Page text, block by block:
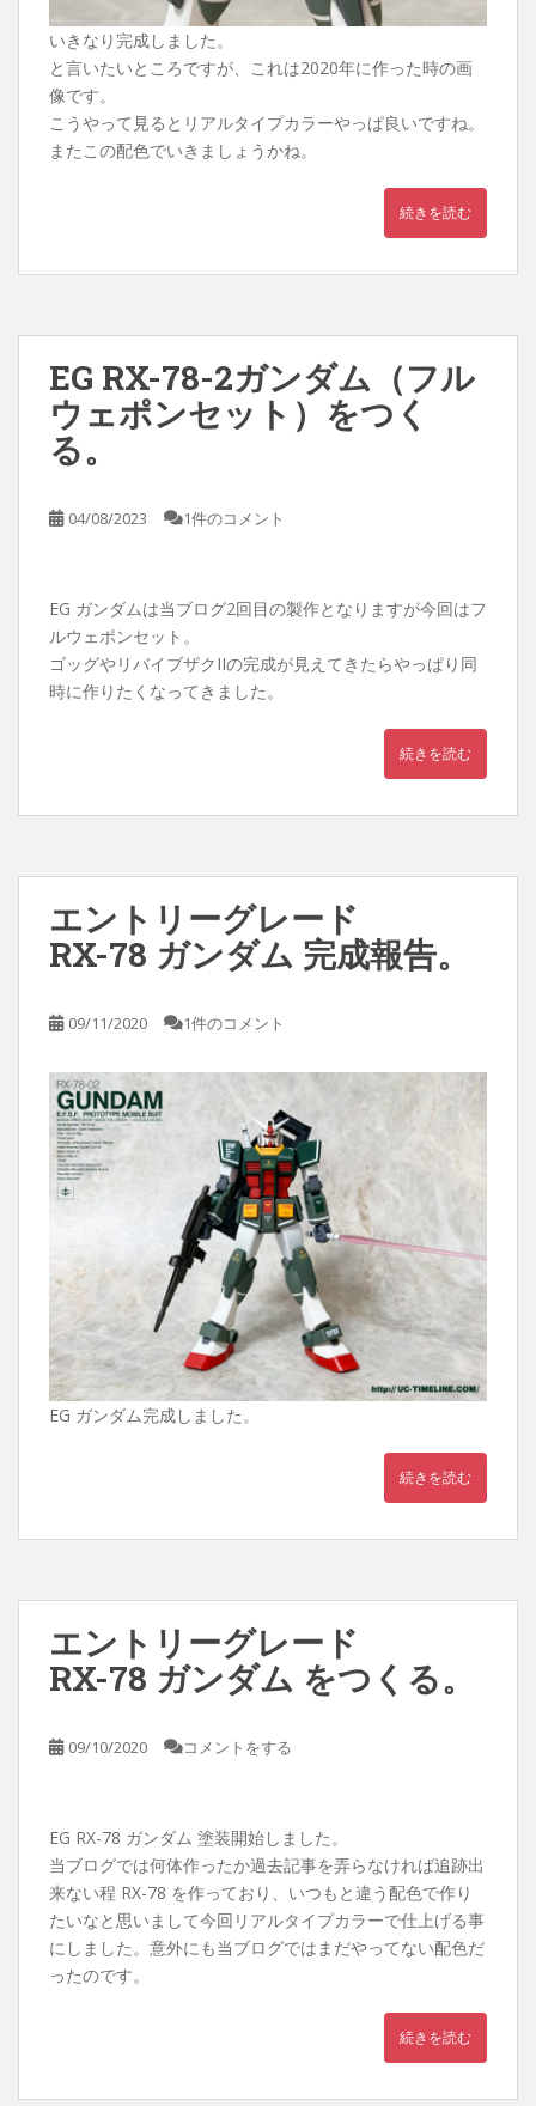
いきなり完成しました。
と言いたいところですが、これは2020年に作った時の画
像です。
こうやって見るとリアルタイプカラーやっぱ良いですね。
またこの配色でいきましょうかね。
続きを読む
EG RX-78-2ガンダム（フル
ウェポンセット）をつく
る。
04/08/2023 1件のコメント
EG ガンダムは当ブログ2回目の製作となりますが今回はフ
ルウェポンセット。
ゴッグやリバイブザクIIの完成が見えてきたらやっぱり同
時に作りたくなってきました。
続きを読む
エントリーグレード
RX-78 ガンダム 完成報告。
09/11/2020 1件のコメント
EG ガンダム完成しました。
続きを読む
エントリーグレード
RX-78 ガンダム をつくる。
09/10/2020 コメントをする
EG RX-78 ガンダム 塗装開始しました。
当ブログでは何体作ったか過去記事を弄らなければ追跡出
来ない程 RX-78 を作っており、いつもと違う配色で作り
たいなと思いまして今回リアルタイプカラーで仕上げる事
にしました。意外にも当ブログではまだやってない配色だ
ったのです。
続きを読む